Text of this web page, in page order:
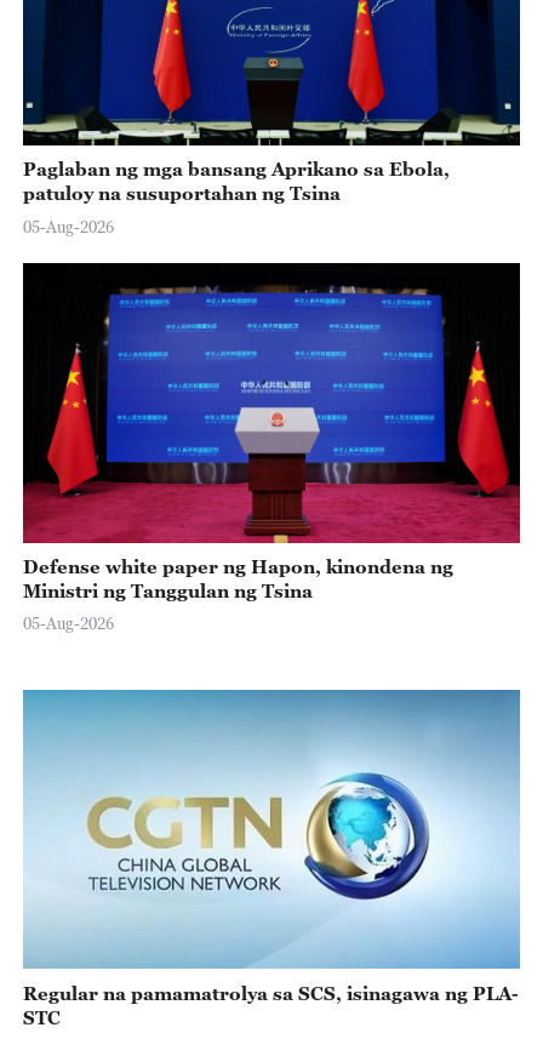
Paglaban ng mga bansang Aprikano sa Ebola,
patuloy na susuportahan ng Tsina
05-Aug-2026
Defense white paper ng Hapon, kinondena ng
Ministri ng Tanggulan ng Tsina
05-Aug-2026
Regular na pamamatrolya sa SCS, isinagawa ng PLA-
STC